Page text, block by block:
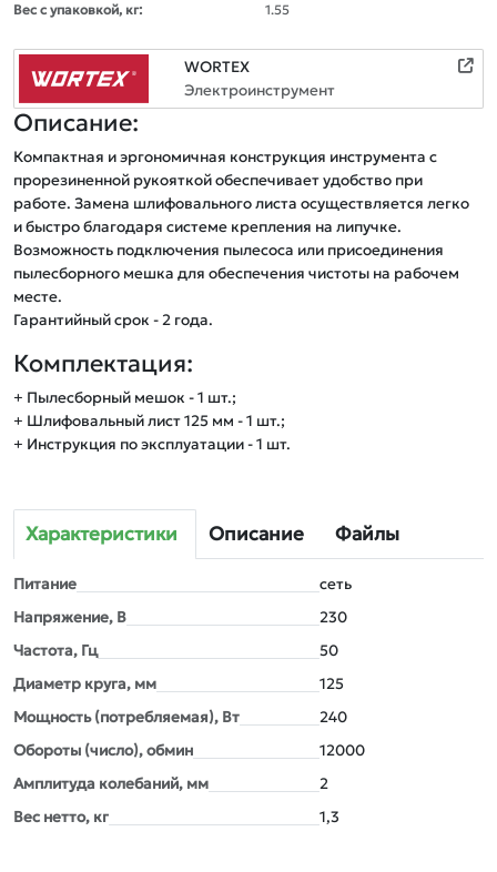
Вес с упаковкой, кг:
1.55
WORTEX
Электроинструмент
Описание:
Компактная и эргономичная конструкция инструмента с
прорезиненной рукояткой обеспечивает удобство при
работе. Замена шлифовального листа осуществляется легко
и быстро благодаря системе крепления на липучке.
Возможность подключения пылесоса или присоединения
пылесборного мешка для обеспечения чистоты на рабочем
месте.
Комплектация:
+ Пылесборный мешок - 1 шт.;
+ Шлифовальный лист 125 мм - 1 шт.;
+ Инструкция по эксплуатации - 1 шт.
Характеристики Описание Файлы
Питание
сеть
Напряжение, В
230
Частота, Гц
50
Диаметр круга, мм
125
Мощность (потребляемая), Вт
240
Обороты (число), обмин
12000
Амплитуда колебаний, мм
2
Вес нетто, кг
1,3